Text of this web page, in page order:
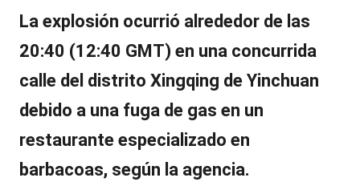
La explosión ocurrió alrededor de las
20:40 (12:40 GMT) en una concurrida
calle del distrito Xingqing de Yinchuan
debido a una fuga de gas en un
restaurante especializado en
barbacoas, según la agencia.